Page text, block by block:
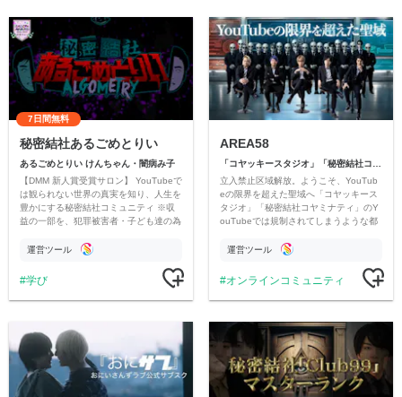
7日間無料
秘密結社あるごめとりい
あるごめとりい けんちゃん・闇病み子
【DMM 新人賞受賞サロン】 YouTubeで
は観られない世界の真実を知り、人生を
豊かにする秘密結社コミュニティ ※収
益の一部を、犯罪被害者・子ども達の為
す運営ツール
学び
AREA58
「コヤッキースタジオ」「秘密結社コヤミナティ」
立入禁止区域解放。ようこそ、YouTub
eの限界を超えた聖域へ「コヤッキース
タジオ」「秘密結社コヤミナティ」のY
ouTubeでは規制されてしまうような都
公開。
運営ツール
オンラインコミュニティ